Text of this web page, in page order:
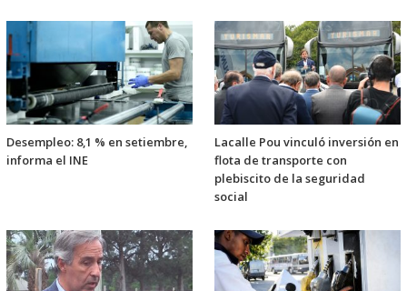
Desempleo: 8,1 % en setiembre,
informa el INE
Lacalle Pou vinculó inversión en
flota de transporte con
plebiscito de la seguridad
social